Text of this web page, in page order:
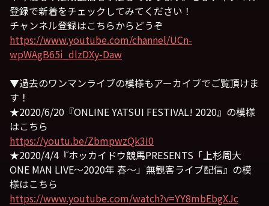
登録で新着をチェックしてみてください！
チャンネル登録はこちらからどうぞ
https://www.youtube.com/channel/UCn-
wpWAgB65i_dlzDXy-Daw
▼過去のワンマンライブの模様もアーカイブでご覧頂けま
す！
★2020/6/20『ONLINE YATSUI FESTIVAL! 2020』の模様
はこちら
https://youtu.be/ZbmpwzQk3I0
★2020/4/4『ホッカイドウ競馬PRESENTS「上杉周大
ONE MAN LIVE〜2020年 春〜」無観客ライブ配信』の模
様はこちら
https://www.youtube.com/watch?v=YY8mbEbgXJc